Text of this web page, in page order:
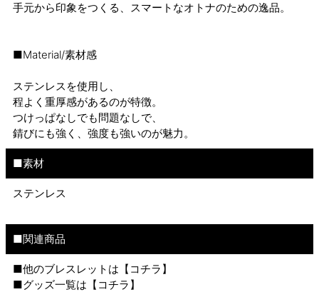
手元から印象をつくる、スマートなオトナのための逸品。
■Material/素材感
ステンレスを使用し、
程よく重厚感があるのが特徴。
つけっぱなしでも問題なしで、
錆びにも強く、強度も強いのが魅力。
■素材
ステンレス
■関連商品
■他のブレスレットは【 コチラ 】
■グッズ一覧は【 コチラ 】